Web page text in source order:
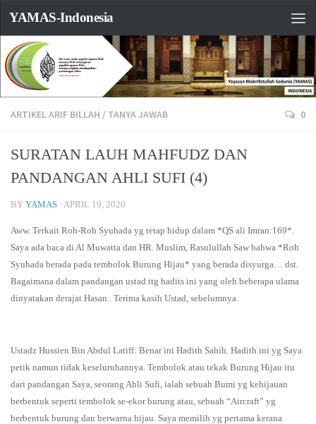
YAMAS-Indonesia
ARTIKEL ARIF BILLAH / TANYA JAWAB 0
SURATAN LAUH MAHFUDZ DAN
PANDANGAN AHLI SUFI (4)
BY YAMAS · APRIL 19, 2020
Aww. Terkait Roh-Roh Syuhada yg tetap hidup dalam *QS ali Imran:169*.
Saya ada baca di Al Muwatta dan HR. Muslim, Rasulullah Saw bahwa *Roh
Syuhada berada pada tembolok Burung Hijau* yang berada disyurga… dst.
Bagaimana dalam pandangan ustad ttg hadits ini yang oleh beberapa ulama
dinyatakan derajat Hasan.. Terima kasih Ustad, sebelumnya.
Ustadz Hussien Bin Abdul Latiff: Benar ini Hadith Sahih. Hadith ini yg Saya
petik namun tidak keseluruhannya. Tembolok atau tekak Burung Hijau itu
dari pandangan Saya, seorang Ahli Sufi, ialah sebuah Bumi yg kehijauan
berbentuk seperti tembolok se-ekor burung atau, sebuah “Aircraft” yg
berbentuk burung dan berwarna hijau. Saya memilih yg pertama kerana